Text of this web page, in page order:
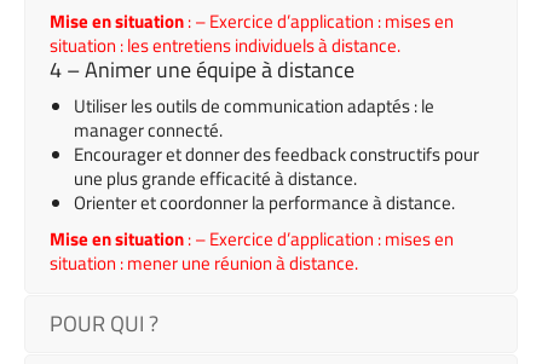
Mise en situation: – Exercice d’application : mises en
situation : les entretiens individuels à distance.
4 – Animer une équipe à distance
Utiliser les outils de communication adaptés : le
manager connecté.
Encourager et donner des feedback constructifs pour
une plus grande efficacité à distance.
Orienter et coordonner la performance à distance.
Mise en situation: – Exercice d’application : mises en
situation : mener une réunion à distance.
POUR QUI ?